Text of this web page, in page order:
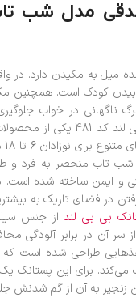
مدل شب
میل به مکیدن دارد. در
کودک است. همچنین
ناگهانی در خواب
مدل شب تاب بیبی لند کد
تاب منحصر به فرد و
و ایمن ساخته شده است.
در فضای تاریک به
بی بی لنداز جنس
سر آن در برابر آلودگی
طراحی شده است که
برای این پستانک
زنجیر به آن از گم شدنش